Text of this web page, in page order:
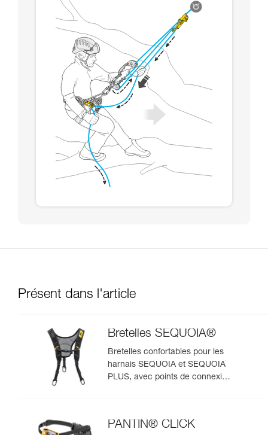
Présent dans l'article
Bretelles SEQUOIA®
Bretelles confortables pour les
harnais SEQUOIA et SEQUOIA
PLUS, avec points de connexion
PANTIN® CLICK